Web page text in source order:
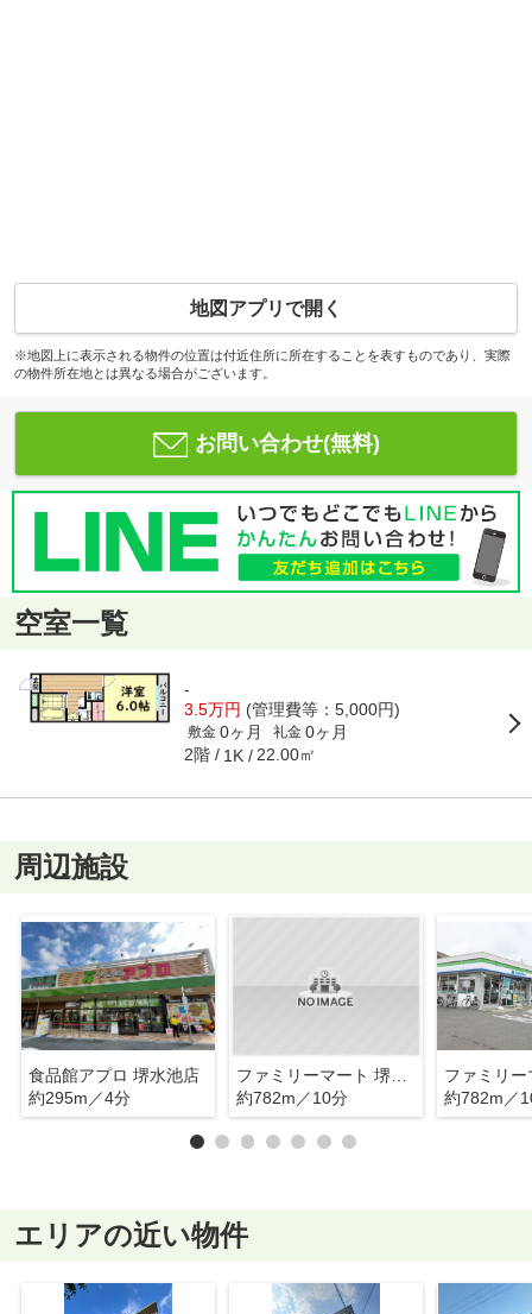
地図アプリで開く
※地図上に表示される物件の位置は付近住所に所在することを表すものであり、実際
の物件所在地とは異なる場合がございます。
お問い合わせ(無料)
空室一覧
-
3.5万円 (管理費等：5,000円)
敷金 0ヶ月 礼金 0ヶ月
2階 1K 22.00㎡
周辺施設
食品館アプロ 堺水池店
約295m／4分
ファミリーマート 堺土師店
約782m／10分
約782m／
エリアの近い物件